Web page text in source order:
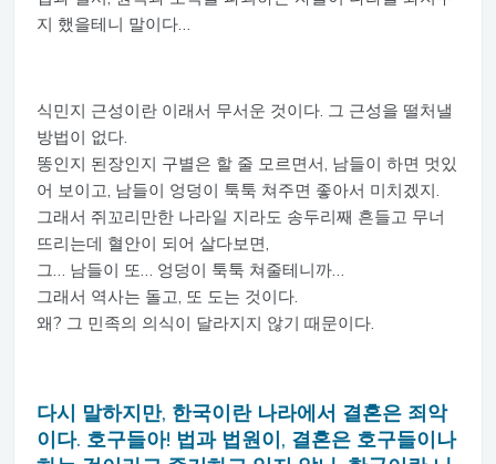
지 했을테니 말이다…
식민지 근성이란 이래서 무서운 것이다. 그 근성을 떨처낼
방법이 없다.
똥인지 된장인지 구별은 할 줄 모르면서, 남들이 하면 멋있
어 보이고, 남들이 엉덩이 툭툭 쳐주면 좋아서 미치겠지.
그래서 쥐꼬리만한 나라일 지라도 송두리째 흔들고 무너
뜨리는데 혈안이 되어 살다보면,
그… 남들이 또… 엉덩이 툭툭 쳐줄테니까…
그래서 역사는 돌고, 또 도는 것이다.
왜? 그 민족의 의식이 달라지지 않기 때문이다.
다시 말하지만, 한국이란 나라에서 결혼은 죄악
이다. 호구들아! 법과 법원이, 결혼은 호구들이나